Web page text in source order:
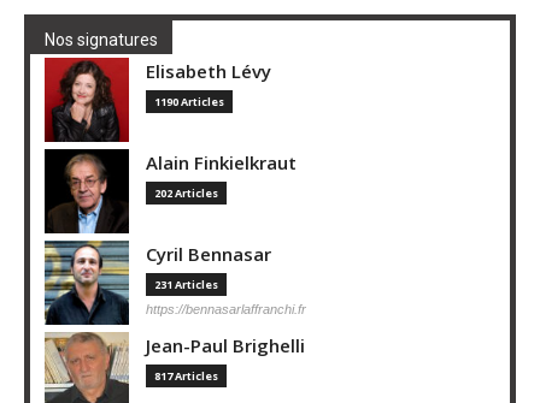
Nos signatures
Elisabeth Lévy
1190 Articles
Alain Finkielkraut
202 Articles
Cyril Bennasar
231 Articles
https://bennasarlaffranchi.fr
Jean-Paul Brighelli
817 Articles